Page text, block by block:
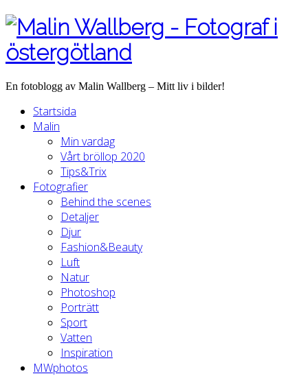
En fotoblogg av Malin Wallberg – Mitt liv i bilder!
Startsida
Malin
Min vardag
Vårt bröllop 2020
Tips&Trix
Fotografier
Behind the scenes
Detaljer
Djur
Fashion&Beauty
Luft
Natur
Photoshop
Porträtt
Sport
Vatten
Inspiration
MWphotos